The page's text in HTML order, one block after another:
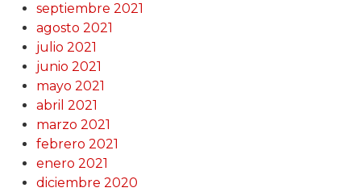
septiembre 2021
agosto 2021
julio 2021
junio 2021
mayo 2021
abril 2021
marzo 2021
febrero 2021
enero 2021
diciembre 2020